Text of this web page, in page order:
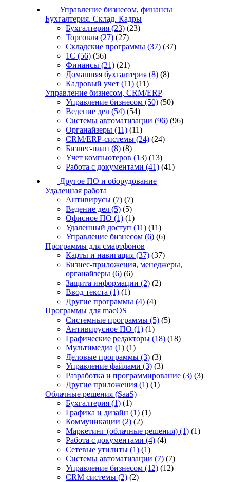
Управление бизнесом, финансы
Бухгалтерия. Склад. Кадры
Бухгалтерия (23) (23)
Торговля (27) (27)
Складские программы (37) (37)
1С (56) (56)
Финансы (21) (21)
Домашняя бухгалтерия (8) (8)
Кадровый учет (11) (11)
Управление бизнесом, CRM/ERP
Управление бизнесом (50) (50)
Ведение дел (54) (54)
Системы автоматизации (96) (96)
Органайзеры (11) (11)
CRM/ERP-системы (24) (24)
Бизнес-план (8) (8)
Учет компьютеров (13) (13)
Работа с документами (41) (41)
Другое ПО и оборудование
Удаленная работа
Антивирусы (7) (7)
Ведение дел (5) (5)
Офисное ПО (1) (1)
Удаленный доступ (11) (11)
Управление бизнесом (6) (6)
Программы для смартфонов
Карты и навигация (37) (37)
Бизнес-приложения, менеджеры,
органайзеры (6) (6)
Защита информации (2) (2)
Ввод текста (1) (1)
Другие программы (4) (4)
Программы для macOS
Системные программы (5) (5)
Антивирусное ПО (1) (1)
Графические редакторы (18) (18)
Мультимедиа (1) (1)
Деловые программы (3) (3)
Управление файлами (3) (3)
Разработка и программирование (3) (3)
Другие приложения (1) (1)
Облачные решения (SaaS)
Бухгалтерия (1) (1)
Графика и дизайн (1) (1)
Коммуникации (2) (2)
Маркетинг (облачные решения) (1) (1)
Работа с документами (4) (4)
Сетевые утилиты (1) (1)
Системы автоматизации (7) (7)
Управление бизнесом (12) (12)
CRM системы (2) (2)